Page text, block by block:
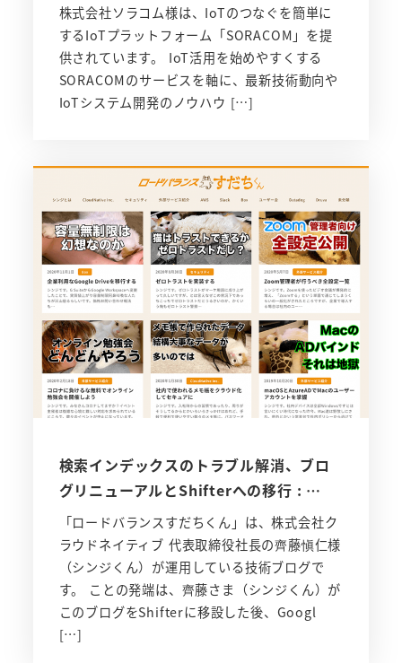
株式会社ソラコム様は、IoTのつなぐを簡単に
するIoTプラットフォーム「SORACOM」を提
供されています。 IoT活用を始めやすくする
SORACOMのサービスを軸に、最新技術動向や
IoTシステム開発のノウハウ […]
検索インデックスのトラブル解消、ブロ
グリニューアルとShifterへの移行 : …
「ロードバランスすだちくん」は、株式会社ク
ラウドネイティブ 代表取締役社長の齊藤愼仁様
（シンジくん）が運用している技術ブログで
す。 ことの発端は、齊藤さま（シンジくん）が
このブログをShifterに移設した後、Googl
[…]